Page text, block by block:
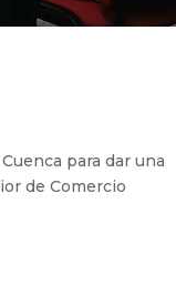
para dar una
de Comercio